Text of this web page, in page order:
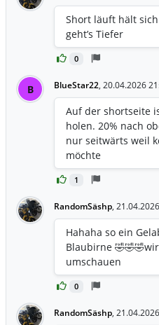
0
Short läuft hält
geht’s Tiefer
B BlueStar22, 20.04.2026
1
Auf der shortseite
holen. 20% nach
nur seitwärts weil
möchte
RandomSäshp,
0
Hahaha so ein
Blaubirne
umschauen
RandomSäshp,